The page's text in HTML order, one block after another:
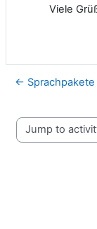
Viele
← Sprachpakete
Jump to activity